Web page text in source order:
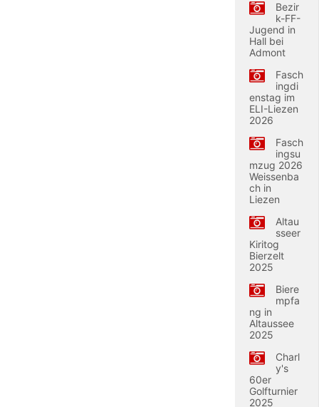
Bezir
k-FF-
Jugend in
Hall bei
Admont
Fasch
ingdi
enstag im
ELI-Liezen
2026
Fasch
ingsu
mzug 2026
Weissenba
ch in
Liezen
Altau
sseer
Kiritog
Bierzelt
2025
Biere
mpfa
ng in
Altaussee
2025
Charl
y's
60er
Golfturnier
2025